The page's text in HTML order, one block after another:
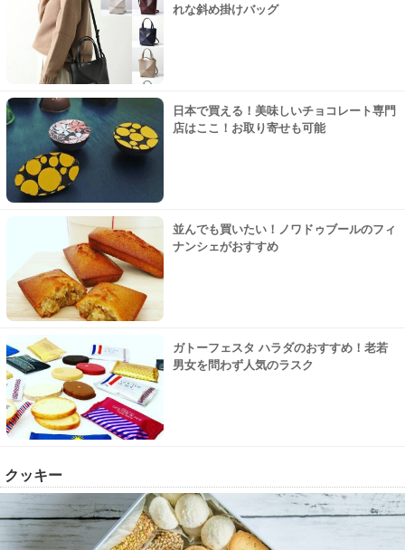
れな斜め掛けバッグ
日本で買える！美味しいチョコレート専門
店はここ！お取り寄せも可能
並んでも買いたい！ノワドゥブールのフィ
ナンシェがおすすめ
ガトーフェスタ ハラダのおすすめ！老若
男女を問わず人気のラスク
クッキー